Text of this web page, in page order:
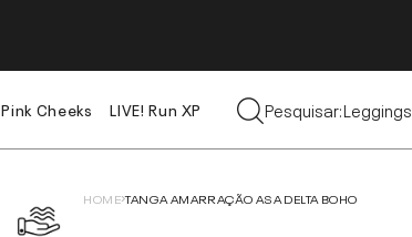
Pink Cheeks LIVE! Run XP
Pesquisar:
Tops
Leggings
HOME TANGA AMARRAÇÃO ASA DELTA BOHO